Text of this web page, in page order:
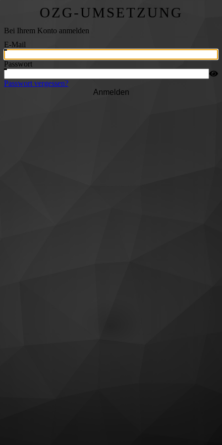
OZG-UMSETZUNG
Bei Ihrem Konto anmelden
E-Mail
Passwort
Passwort vergessen?
Anmelden